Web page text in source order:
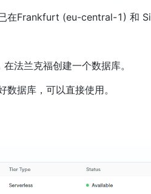
在Frankfurt (eu-central-1) 和
法兰克福创建一个数据库。
据库，可以直接使用。